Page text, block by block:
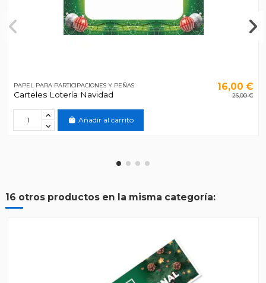
PAPEL PARA PARTICIPACIONES Y PEÑAS
Carteles Lotería Navidad
16,00 €
26,00 €
Añadir al carrito
16 otros productos en la misma categoría: